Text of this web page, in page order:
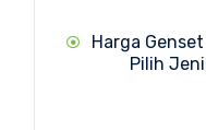
Harga
Pilih